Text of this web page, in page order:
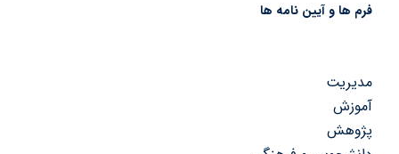
ها و آیین نامه ها